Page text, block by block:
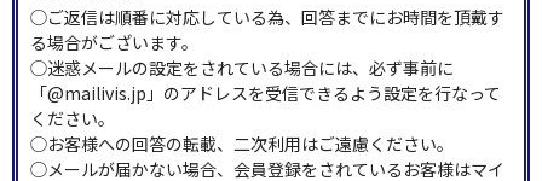
◯ご返信は順番に対応している為、回答までにお時間を頂戴す
る場合がございます。
◯迷惑メールの設定をされている場合には、必ず事前に
「@mailivis.jp」のアドレスを受信できるよう設定を行なって
ください。
◯お客様への回答の転載、二次利用はご遠慮ください。
◯メールが届かない場合、会員登録をされているお客様はマイ